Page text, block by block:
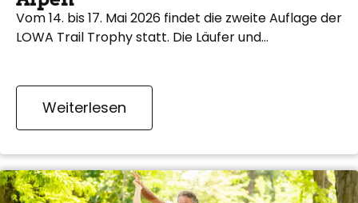
Vom 14. bis 17. Mai 2026 findet die zweite Auflage der
LOWA Trail Trophy statt. Die Läufer und…
Weiterlesen